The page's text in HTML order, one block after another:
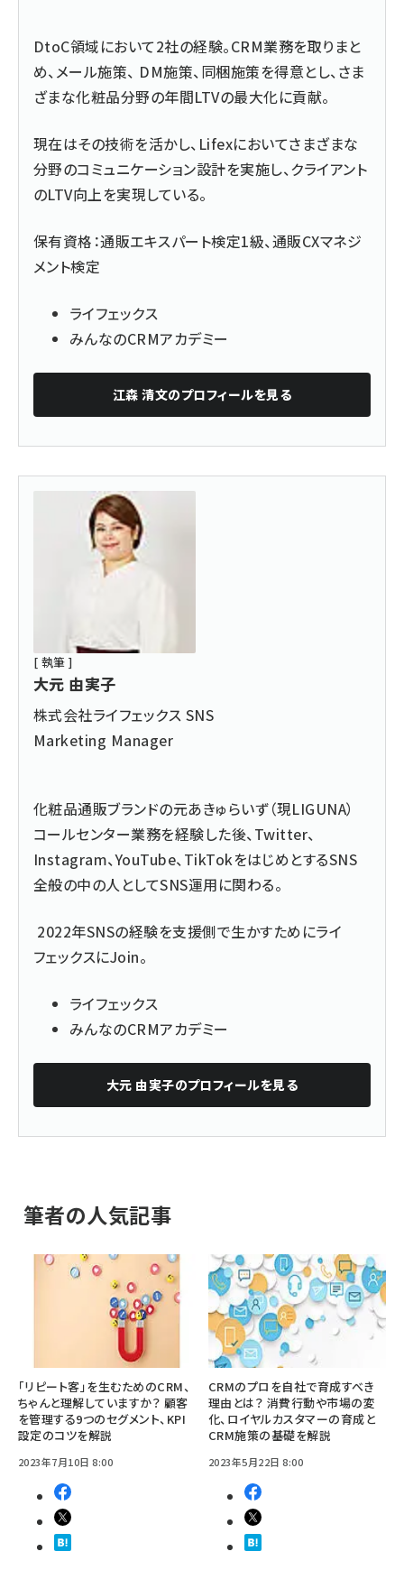
DtoC領域において2社の経験。CRM業務を取りまと
め、メール施策、 DM施策、同梱施策を得意とし、さま
ざまな化粧品分野の年間LTVの最大化に貢献。
現在はその技術を活かし、Lifexにおいてさまざまな
分野のコミュニケーション設計を実施し、クライアント
のLTV向上を実現している。
保有資格：通販エキスパート検定1級、通販CXマネジ
メント検定
ライフェックス
みんなのCRMアカデミー
江森 清文のプロフィールを見る
[ 執筆 ]
大元 由実子
株式会社ライフェックス SNS
Marketing Manager
化粧品通販ブランドの元あきゅらいず（現LIGUNA）
コールセンター業務を経験した後、Twitter、
Instagram、YouTube、TikTokをはじめとするSNS
全般の中の人としてSNS運用に関わる。
2022年SNSの経験を支援側で生かすためにライ
フェックスにJoin。
ライフェックス
みんなのCRMアカデミー
大元 由実子のプロフィールを見る
筆者の人気記事
「リピート客」を生むためのCRM、
ちゃんと理解していますか？ 顧客
を管理する9つのセグメント、KPI
設定のコツを解説
2023年7月10日 8:00
CRMのプロを自社で育成すべき
理由とは？ 消費行動や市場の変
化、ロイヤルカスタマーの育成と
CRM施策の基礎を解説
2023年5月22日 8:00